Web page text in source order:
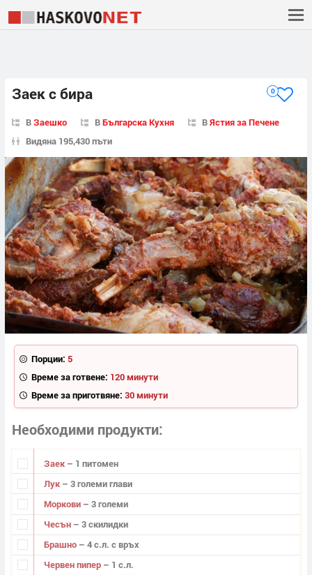
Заек с бира 0
ВЗаешко ВБългарска Кухня ВЯстия за Печене
Видяна 195,430 пъти
Порции: 5
Време за готвене: 120 минути
Време за приготвяне: 30 минути
Необходими продукти
Заек – 1 питомен
Лук – 3 големи глави
Моркови – 3 големи
Чесън – 3 скилидки
Брашно – 4 с.л. с връх
Червен пипер – 1 с.л.